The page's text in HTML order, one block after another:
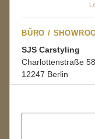
BÜRO /
SJS Carstyling
Charlottenstraße
12247 Berlin
08:00–16:00 Uhr